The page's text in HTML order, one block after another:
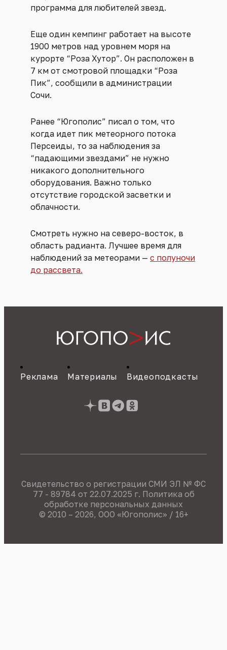
программа для любителей звезд.
Еще один кемпинг работает на высоте
1900 метров над уровнем моря на
курорте “Роза Хутор”. Он расположен в
7 км от смотровой площадки “Роза
Пик”, сообщили в администрации
Сочи.
Ранее “Югополис” писал о том, что
когда идет пик метеорного потока
Персеиды, то за наблюдения за
“падающими звездами” не нужно
никакого дополнительного
оборудования. Важно только
отсутствие городской засветки и
облачности.
Смотреть нужно на северо-восток, в
область радианта. Лучшее время для
наблюдений за метеорами — с полуночи
до рассвета.
Реклама Материалы Видеоподкасты
Свидетельство о регистрации СМИ ЭЛ № ФС
77 - 89784 от 22.07.2025 г. Политика об
обработке персональных данных
© 2010 – 2026, OOO «Югополис» / 16+